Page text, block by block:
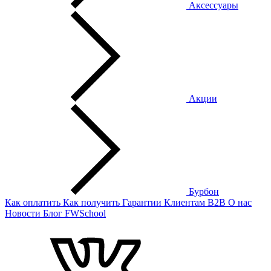
Аксессуары
Акции
Бурбон
Как оплатить Как получить Гарантии Клиентам B2B О нас
Новости Блог FWSchool